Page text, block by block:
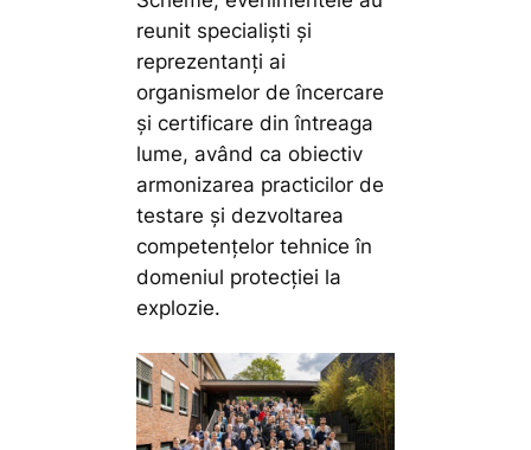
reunit specialiști și
reprezentanți ai
organismelor de încercare
și certificare din întreaga
lume, având ca obiectiv
armonizarea practicilor de
testare și dezvoltarea
competențelor tehnice în
domeniul protecției la
explozie.